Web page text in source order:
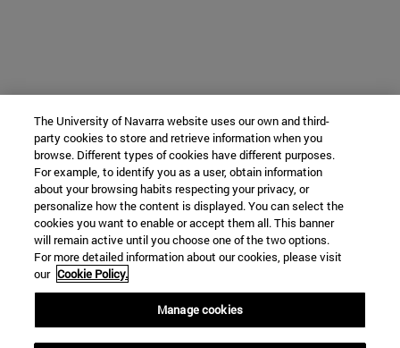
The University of Navarra website uses our own and third-
party cookies to store and retrieve information when you
browse. Different types of cookies have different purposes.
For example, to identify you as a user, obtain information
about your browsing habits respecting your privacy, or
personalize how the content is displayed. You can select the
cookies you want to enable or accept them all. This banner
will remain active until you choose one of the two options.
For more detailed information about our cookies, please visit
our Cookie Policy.
Manage cookies